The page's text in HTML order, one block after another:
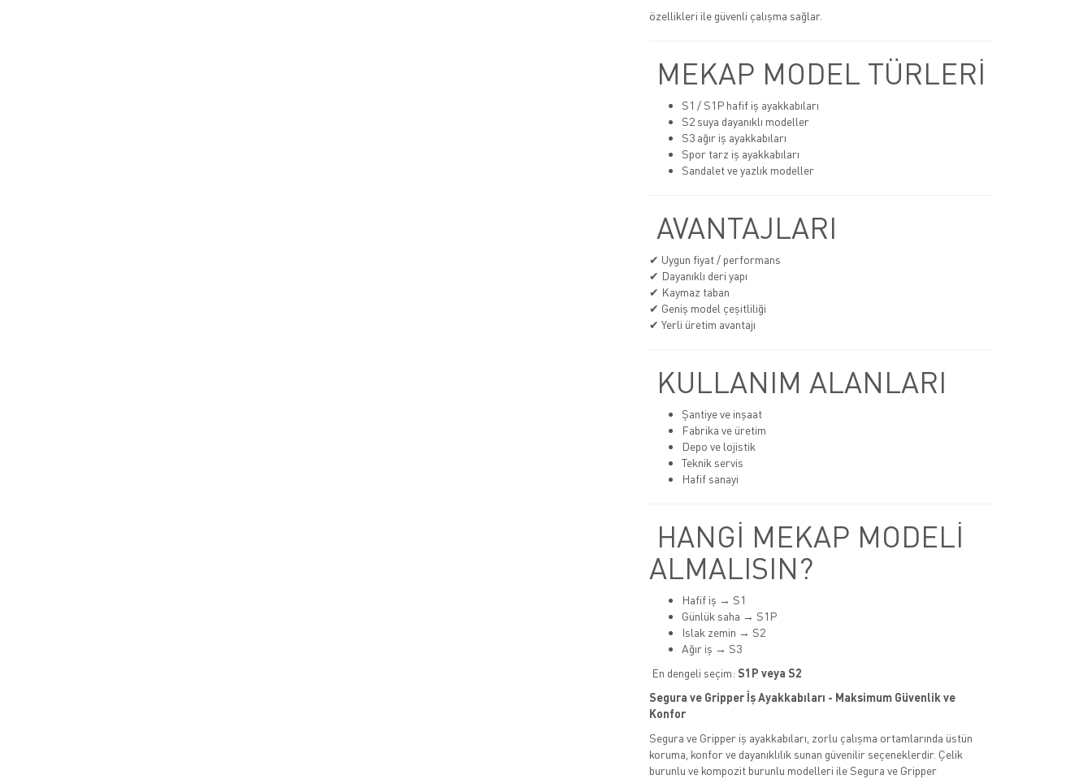
özellikleri ile güvenli çalışma sağlar.
MEKAP MODEL TÜRLERİ
S1 / S1P hafif iş ayakkabıları
S2 suya dayanıklı modeller
S3 ağır iş ayakkabıları
Spor tarz iş ayakkabıları
Sandalet ve yazlık modeller
AVANTAJLARI
✔ Uygun fiyat / performans
✔ Dayanıklı deri yapı
✔ Kaymaz taban
✔ Geniş model çeşitliliği
✔ Yerli üretim avantajı
KULLANIM ALANLARI
Şantiye ve inşaat
Fabrika ve üretim
Depo ve lojistik
Teknik servis
Hafif sanayi
HANGİ MEKAP MODELİ
ALMALISIN?
Hafif iş → S1
Günlük saha → S1P
Islak zemin → S2
Ağır iş → S3
En dengeli seçim: S1P veya S2
Segura ve Gripper İş Ayakkabıları - Maksimum Güvenlik ve
Konfor
Segura ve Gripper iş ayakkabıları, zorlu çalışma ortamlarında üstün
koruma, konfor ve dayanıklılık sunan güvenilir seçeneklerdir. Çelik
burunlu ve kompozit burunlu modelleri ile Segura ve Gripper